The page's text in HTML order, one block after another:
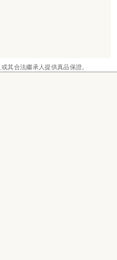
其合法繼承人提供真品保證。